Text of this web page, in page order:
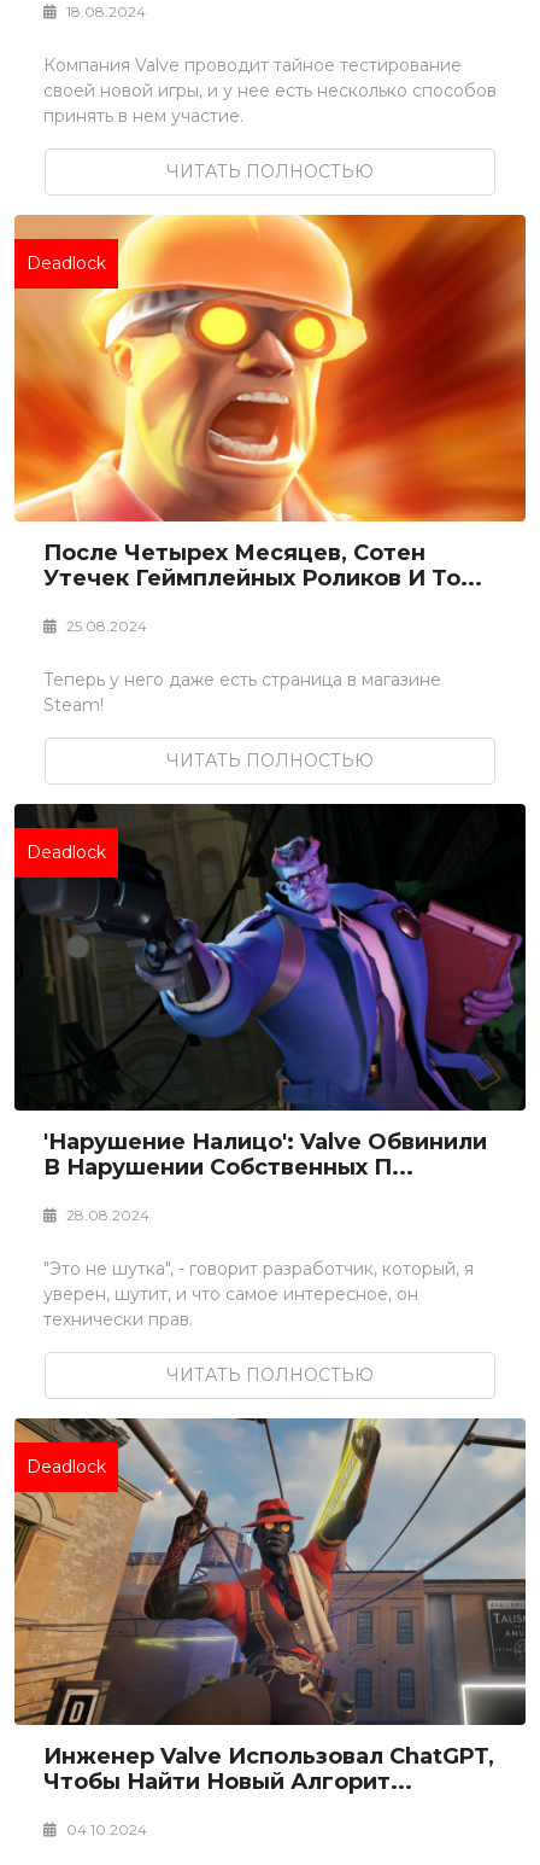
18.08.2024
Компания Valve проводит тайное тестирование
своей новой игры, и у нее есть несколько способов
принять в нем участие.
ЧИТАТЬ ПОЛНОСТЬЮ
Deadlock
После Четырех Месяцев, Сотен
Утечек Геймплейных Роликов И То...
25.08.2024
Теперь у него даже есть страница в магазине
Steam!
ЧИТАТЬ ПОЛНОСТЬЮ
Deadlock
'Нарушение Налицо': Valve Обвинили
В Нарушении Собственных П...
28.08.2024
"Это не шутка", - говорит разработчик, который, я
уверен, шутит, и что самое интересное, он
технически прав.
ЧИТАТЬ ПОЛНОСТЬЮ
Deadlock
Инженер Valve Использовал ChatGPT,
Чтобы Найти Новый Алгорит...
04.10.2024